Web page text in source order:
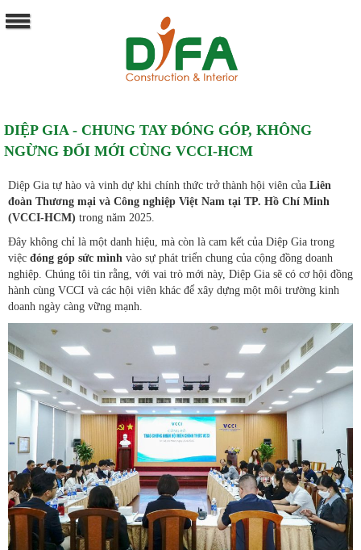
DIỆP GIA - CHUNG TAY ĐÓNG GÓP, KHÔNG
NGỪNG ĐỔI MỚI CÙNG VCCI-HCM
Diệp Gia tự hào và vinh dự khi chính thức trở thành hội viên của Liên
đoàn Thương mại và Công nghiệp Việt Nam tại TP. Hồ Chí Minh
(VCCI-HCM) trong năm 2025.
Đây không chỉ là một danh hiệu, mà còn là cam kết của Diệp Gia trong
việc đóng góp sức mình vào sự phát triển chung của cộng đồng doanh
nghiệp. Chúng tôi tin rằng, với vai trò mới này, Diệp Gia sẽ có cơ hội đồng
hành cùng VCCI và các hội viên khác để xây dựng một môi trường kinh
doanh ngày càng vững mạnh.